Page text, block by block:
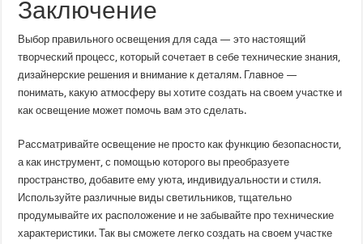
Заключение
Выбор правильного освещения для сада — это настоящий
творческий процесс, который сочетает в себе технические знания,
дизайнерские решения и внимание к деталям. Главное —
понимать, какую атмосферу вы хотите создать на своем участке и
как освещение может помочь вам это сделать.
Рассматривайте освещение не просто как функцию безопасности,
а как инструмент, с помощью которого вы преобразуете
пространство, добавите ему уюта, индивидуальности и стиля.
Используйте различные виды светильников, тщательно
продумывайте их расположение и не забывайте про технические
характеристики. Так вы сможете легко создать на своем участке